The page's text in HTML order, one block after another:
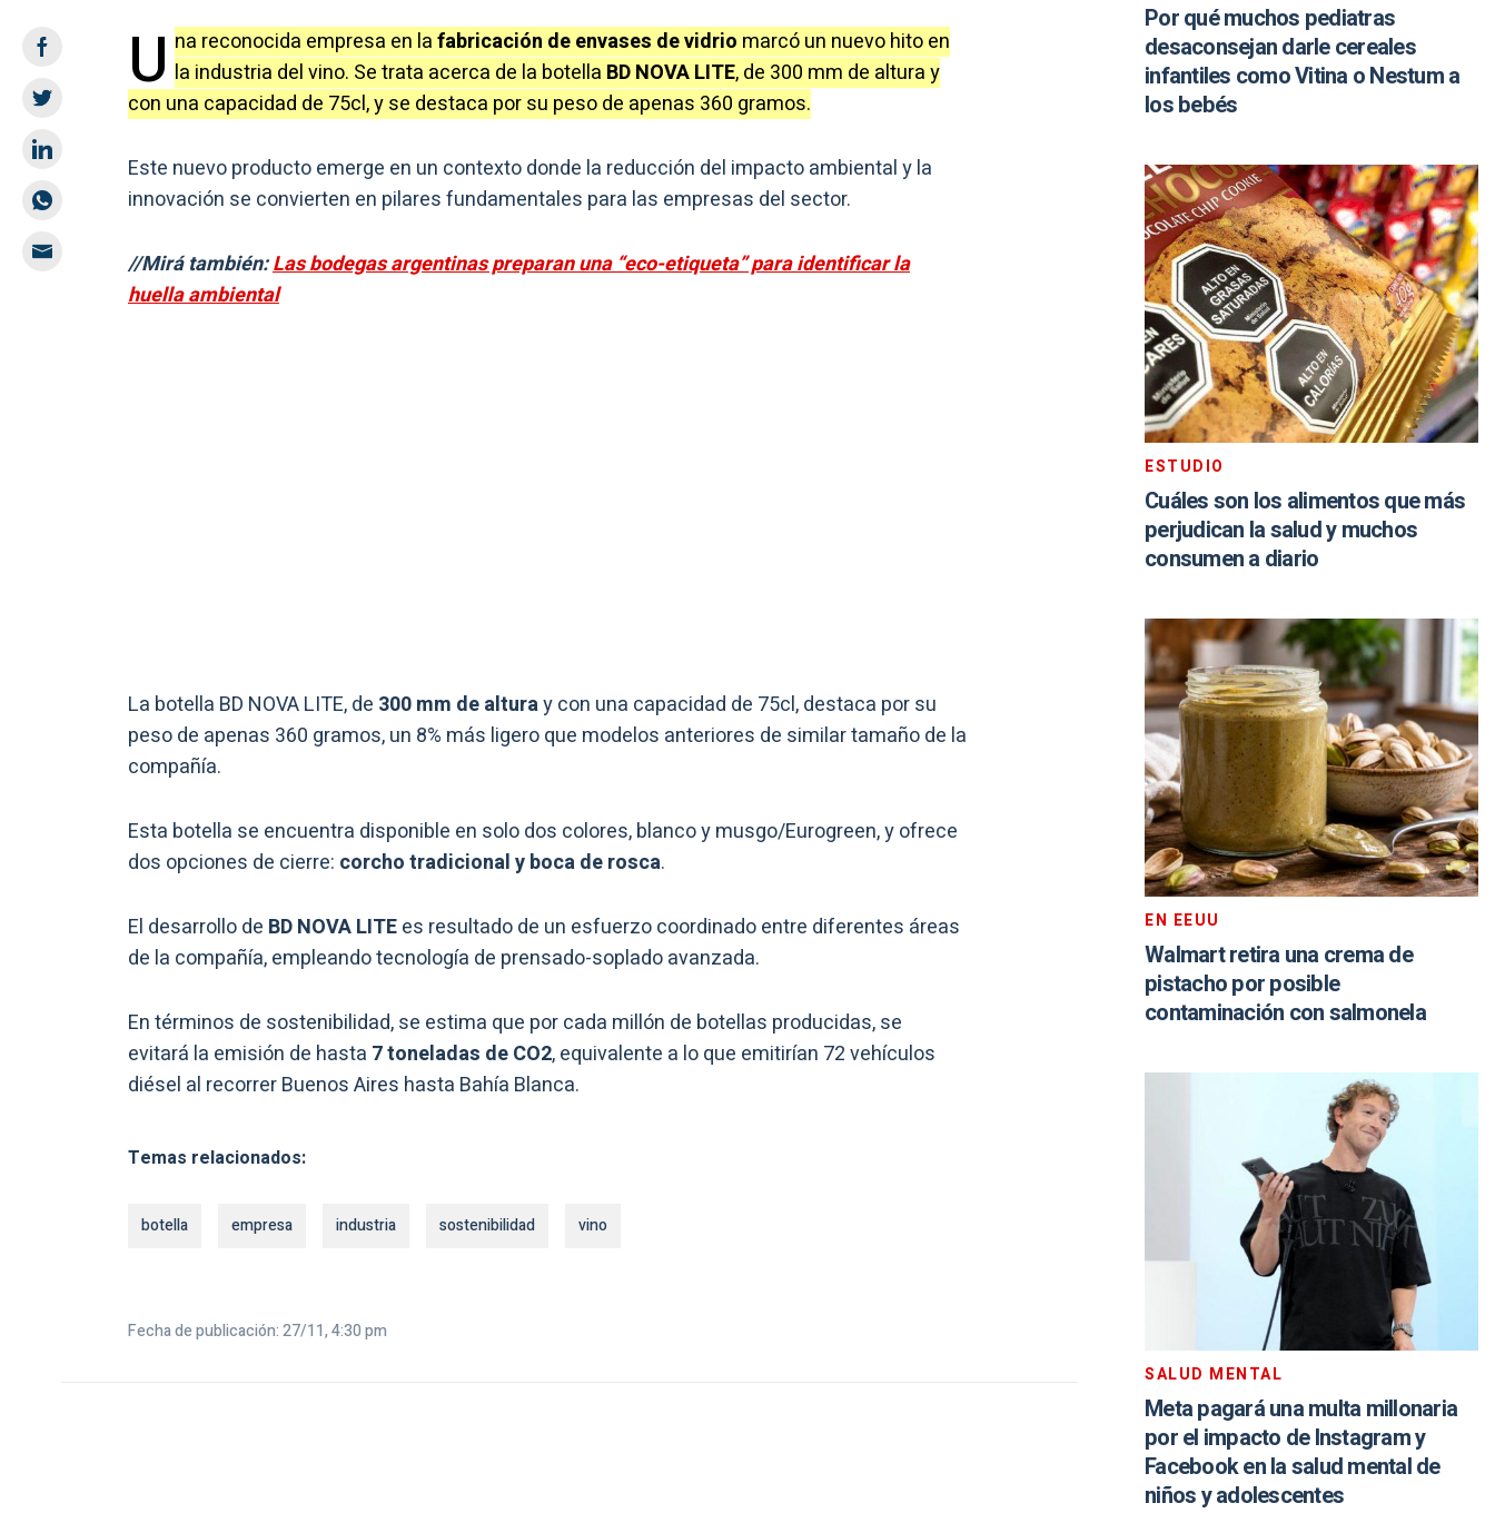
U na reconocida empresa en lafabricación de envases de vidrio marcó un nuevo hito en
la industria del vino. Se trata acerca de la botella BD NOVA LITE, de 300 mm de altura y
con una capacidad de 75cl, y se destaca por su peso de apenas 360 gramos.
Este nuevo producto emerge en un contexto donde la reducción del impacto ambiental y la
innovación se convierten en pilares fundamentales para las empresas del sector.
//Mirá también:Las bodegas argentinas preparan una “eco-etiqueta” para identificar la
huella ambiental
La botella BD NOVA LITE, de 300 mm de alturay con una capacidad de 75cl, destaca por su
peso de apenas 360 gramos, un 8% más ligero que modelos anteriores de similar tamaño de la
compañía.
Esta botella se encuentra disponible en solo dos colores, blanco y musgo/Eurogreen, y ofrece
dos opciones de cierre: corcho tradicional y boca de rosca.
El desarrollo de BD NOVA LITEes resultado de un esfuerzo coordinado entre diferentes áreas
de la compañía, empleando tecnología de prensado-soplado avanzada.
En términos de sostenibilidad, se estima que por cada millón de botellas producidas, se
evitará la emisión de hasta 7 toneladas de CO2, equivalente a lo que emitirían 72 vehículos
diésel al recorrer Buenos Aires hasta Bahía Blanca.
Temas relacionados:
botella empresa industria sostenibilidad vino
Fecha de publicación: 27/11, 4:30 pm
Por qué muchos pediatras
desaconsejan darle cereales
infantiles como Vitina o Nestum a
los bebés
ESTUDIO
Cuáles son los alimentos que más
perjudican la salud y muchos
consumen a diario
EN EEUU
Walmart retira una crema de
pistacho por posible
contaminación con salmonela
SALUD MENTAL
Meta pagará una multa millonaria
por el impacto de Instagram y
Facebook en la salud mental de
niños y adolescentes